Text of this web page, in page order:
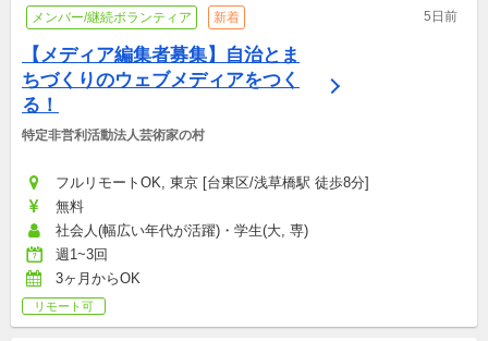
メンバー/継続ボランティア 新着 5日前
【メディア編集者募集】自治とま
ちづくりのウェブメディアをつく
る！
特定非営利活動法人芸術家の村
フルリモートOK, 東京 [台東区/浅草橋駅 徒歩8分]
無料
社会人(幅広い年代が活躍)・学生(大, 専)
週1~3回
3ヶ月からOK
リモート可